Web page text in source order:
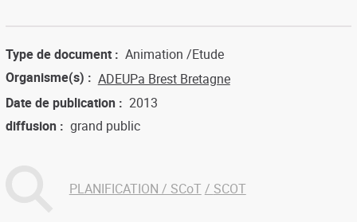
Type de document Animation Etude
Organisme(s)
ADEUPa Brest Bretagne
Date de publication
2013
diffusion
grand public
PLANIFICATION / SCoT SCOT